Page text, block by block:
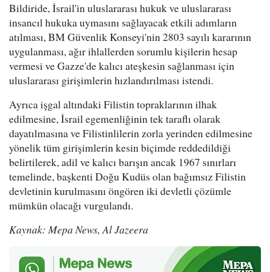
Bildiride, İsrail'in uluslararası hukuk ve uluslararası
insancıl hukuka uymasını sağlayacak etkili adımların
atılması, BM Güvenlik Konseyi'nin 2803 sayılı kararının
uygulanması, ağır ihlallerden sorumlu kişilerin hesap
vermesi ve Gazze'de kalıcı ateşkesin sağlanması için
uluslararası girişimlerin hızlandırılması istendi.
Ayrıca işgal altındaki Filistin topraklarının ilhak
edilmesine, İsrail egemenliğinin tek taraflı olarak
dayatılmasına ve Filistinlilerin zorla yerinden edilmesine
yönelik tüm girişimlerin kesin biçimde reddedildiği
belirtilerek, adil ve kalıcı barışın ancak 1967 sınırları
temelinde, başkenti Doğu Kudüs olan bağımsız Filistin
devletinin kurulmasını öngören iki devletli çözümle
mümkün olacağı vurgulandı.
Kaynak: Mepa News, Al Jazeera